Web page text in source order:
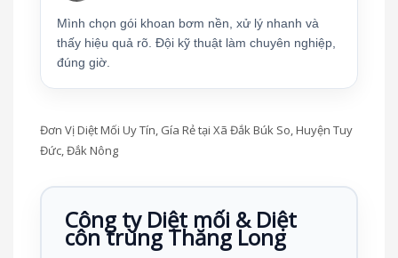
Mình chọn gói khoan bơm nền, xử lý nhanh và
thấy hiệu quả rõ. Đội kỹ thuật làm chuyên nghiệp,
đúng giờ.
Đơn Vị Diệt Mối Uy Tín, Gía Rẻ tại Xã Đắk Búk So, Huyện Tuy
Đức, Đắk Nông
Công ty Diệt mối & Diệt
côn trùng Thăng Long